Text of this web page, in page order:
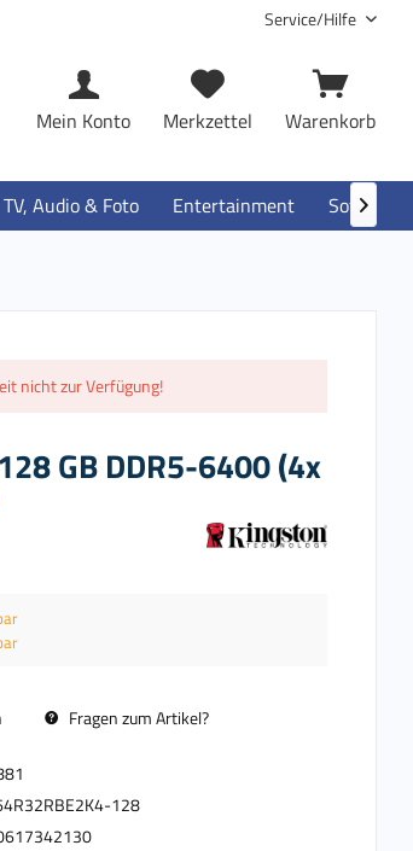
Service/Hilfe
Warenkorb
Merkzettel
Mein Konto
TV, Audio & Foto Entertainment Software

nicht zur Verfügung!
GB DDR5-6400 (4x
Fragen zum Artikel?
128